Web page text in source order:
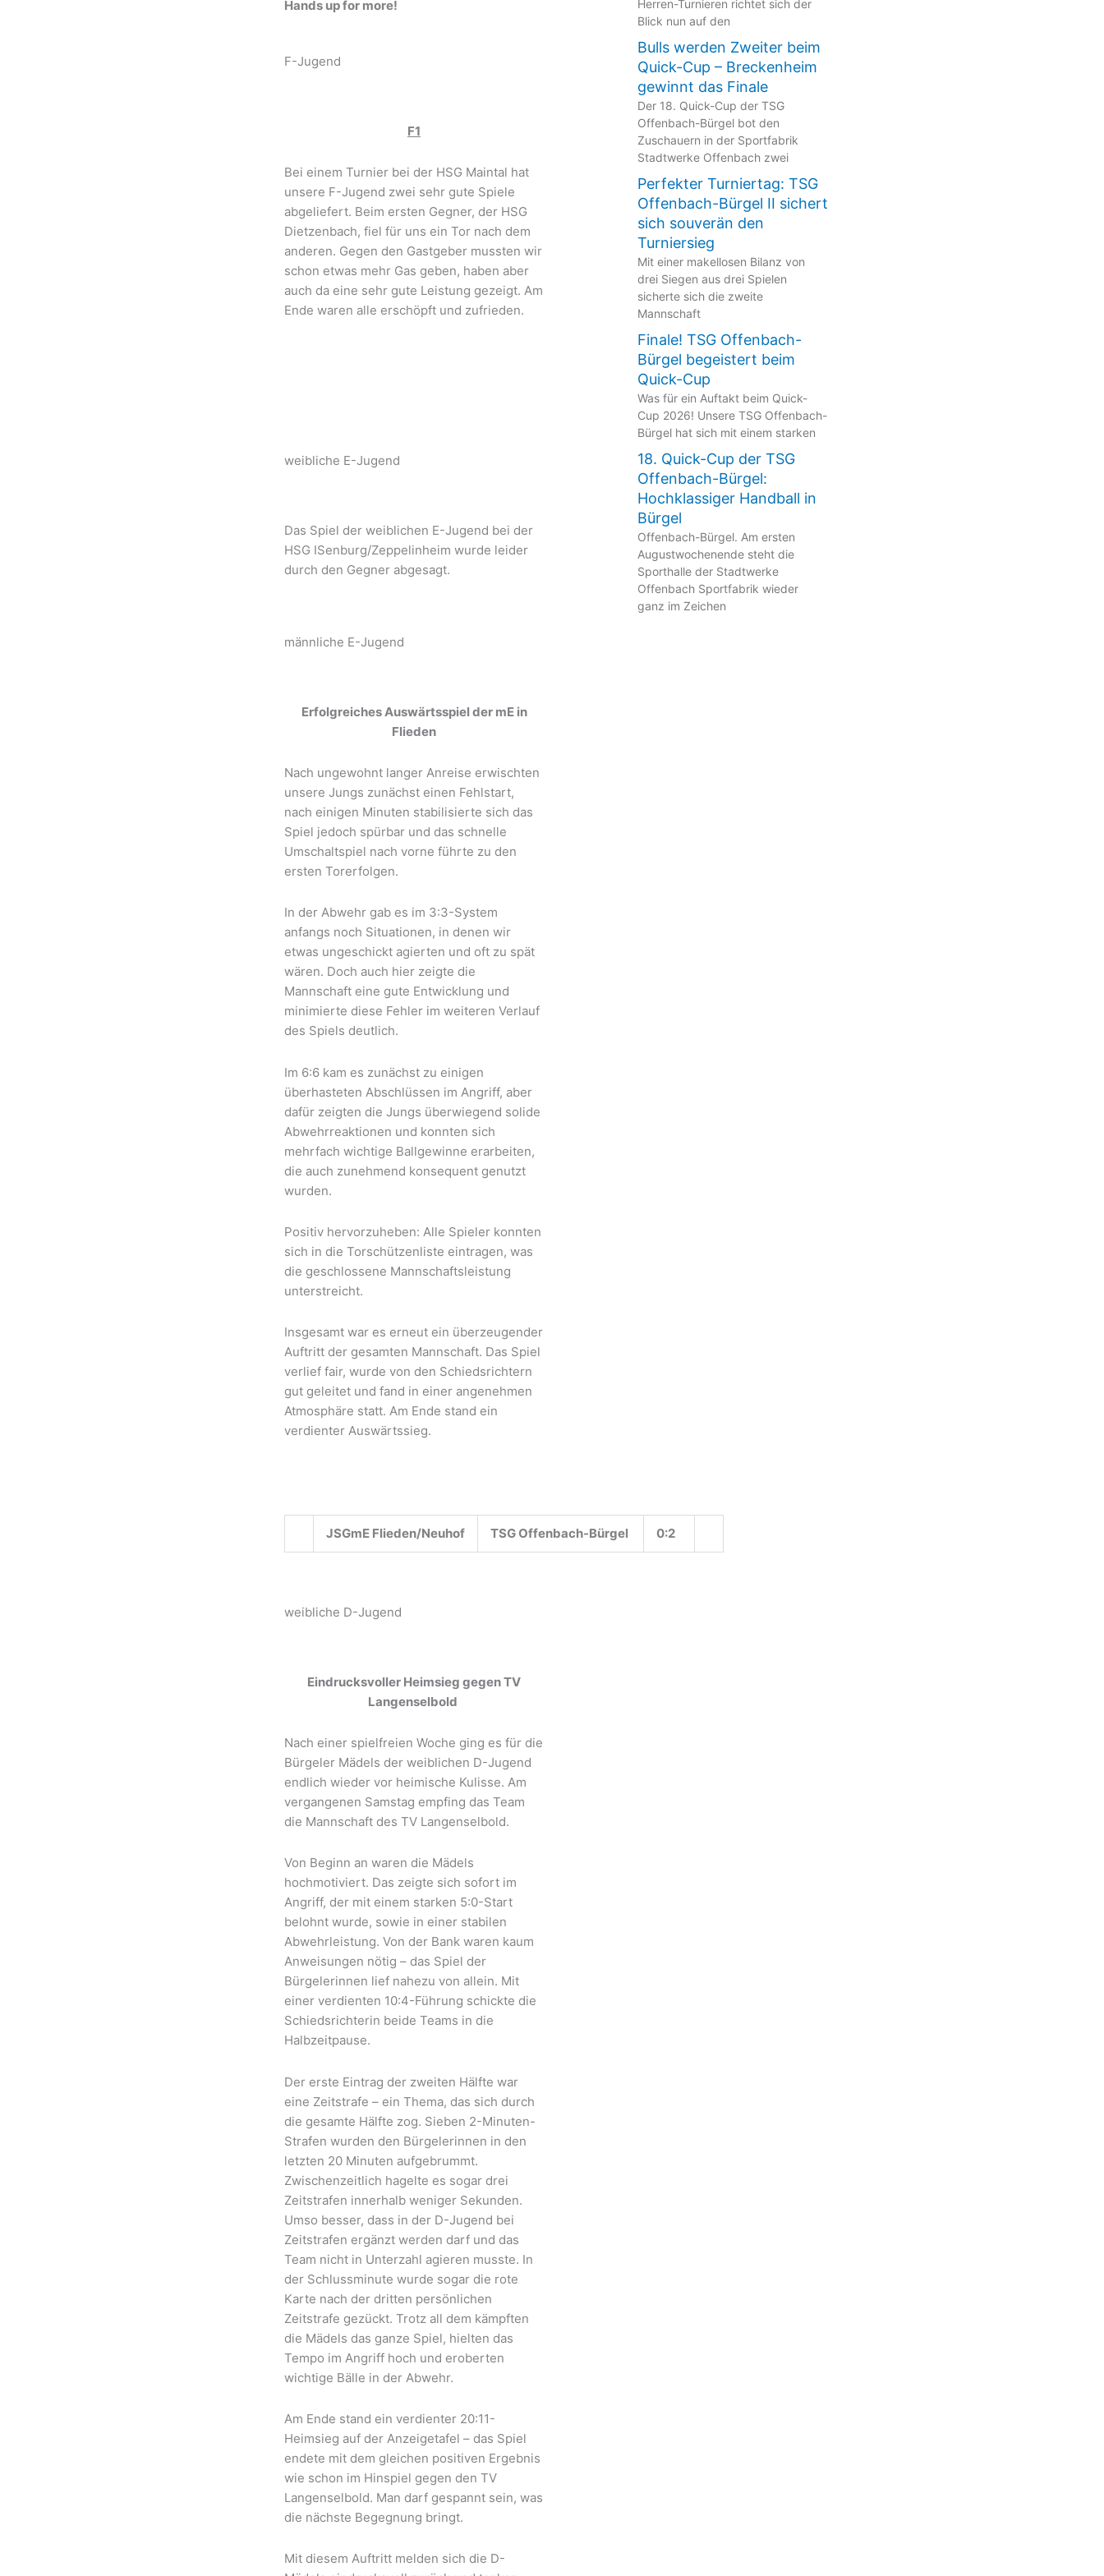
Hands up for more!
F-Jugend
F1
Bei einem Turnier bei der HSG Maintal hat
unsere F-Jugend zwei sehr gute Spiele
abgeliefert. Beim ersten Gegner, der HSG
Dietzenbach, fiel für uns ein Tor nach dem
anderen. Gegen den Gastgeber mussten wir
schon etwas mehr Gas geben, haben aber
auch da eine sehr gute Leistung gezeigt. Am
Ende waren alle erschöpft und zufrieden.
weibliche E-Jugend
Das Spiel der weiblichen E-Jugend bei der
HSG ISenburg/Zeppelinheim wurde leider
durch den Gegner abgesagt.
männliche E-Jugend
Erfolgreiches Auswärtsspiel der mE in
Flieden
Nach ungewohnt langer Anreise erwischten
unsere Jungs zunächst einen Fehlstart,
nach einigen Minuten stabilisierte sich das
Spiel jedoch spürbar und das schnelle
Umschaltspiel nach vorne führte zu den
ersten Torerfolgen.
In der Abwehr gab es im 3:3-System
anfangs noch Situationen, in denen wir
etwas ungeschickt agierten und oft zu spät
wären. Doch auch hier zeigte die
Mannschaft eine gute Entwicklung und
minimierte diese Fehler im weiteren Verlauf
des Spiels deutlich.
Im 6:6 kam es zunächst zu einigen
überhasteten Abschlüssen im Angriff, aber
dafür zeigten die Jungs überwiegend solide
Abwehrreaktionen und konnten sich
mehrfach wichtige Ballgewinne erarbeiten,
die auch zunehmend konsequent genutzt
wurden.
Positiv hervorzuheben: Alle Spieler konnten
sich in die Torschützenliste eintragen, was
die geschlossene Mannschaftsleistung
unterstreicht.
Insgesamt war es erneut ein überzeugender
Auftritt der gesamten Mannschaft. Das Spiel
verlief fair, wurde von den Schiedsrichtern
gut geleitet und fand in einer angenehmen
Atmosphäre statt. Am Ende stand ein
verdienter Auswärtssieg.
JSGmE Flieden/Neuhof TSG Offenbach-Bürgel 0:2
weibliche D-Jugend
Eindrucksvoller Heimsieg gegen TV
Langenselbold
Nach einer spielfreien Woche ging es für die
Bürgeler Mädels der weiblichen D-Jugend
endlich wieder vor heimische Kulisse. Am
vergangenen Samstag empfing das Team
die Mannschaft des TV Langenselbold.
Von Beginn an waren die Mädels
hochmotiviert. Das zeigte sich sofort im
Angriff, der mit einem starken 5:0-Start
belohnt wurde, sowie in einer stabilen
Abwehrleistung. Von der Bank waren kaum
Anweisungen nötig – das Spiel der
Bürgelerinnen lief nahezu von allein. Mit
einer verdienten 10:4-Führung schickte die
Schiedsrichterin beide Teams in die
Halbzeitpause.
Der erste Eintrag der zweiten Hälfte war
eine Zeitstrafe – ein Thema, das sich durch
die gesamte Hälfte zog. Sieben 2-Minuten-
Strafen wurden den Bürgelerinnen in den
letzten 20 Minuten aufgebrummt.
Zwischenzeitlich hagelte es sogar drei
Zeitstrafen innerhalb weniger Sekunden.
Umso besser, dass in der D-Jugend bei
Zeitstrafen ergänzt werden darf und das
Team nicht in Unterzahl agieren musste. In
der Schlussminute wurde sogar die rote
Karte nach der dritten persönlichen
Zeitstrafe gezückt. Trotz all dem kämpften
die Mädels das ganze Spiel, hielten das
Tempo im Angriff hoch und eroberten
wichtige Bälle in der Abwehr.
Am Ende stand ein verdienter 20:11-
Heimsieg auf der Anzeigetafel – das Spiel
endete mit dem gleichen positiven Ergebnis
wie schon im Hinspiel gegen den TV
Langenselbold. Man darf gespannt sein, was
die nächste Begegnung bringt.
Mit diesem Auftritt melden sich die D-
Herren-Turnieren richtet sich der
Blick nun auf den
Bulls werden Zweiter beim
Quick-Cup – Breckenheim
gewinnt das Finale
Der 18. Quick-Cup der TSG
Offenbach-Bürgel bot den
Zuschauern in der Sportfabrik
Stadtwerke Offenbach zwei
Perfekter Turniertag: TSG
Offenbach-Bürgel II sichert
sich souverän den
Turniersieg
Mit einer makellosen Bilanz von
drei Siegen aus drei Spielen
sicherte sich die zweite
Mannschaft
Finale! TSG Offenbach-
Bürgel begeistert beim
Quick-Cup
Was für ein Auftakt beim Quick-
Cup 2026! Unsere TSG Offenbach-
Bürgel hat sich mit einem starken
18. Quick-Cup der TSG
Offenbach-Bürgel:
Hochklassiger Handball in
Bürgel
Offenbach-Bürgel. Am ersten
Augustwochenende steht die
Sporthalle der Stadtwerke
Offenbach Sportfabrik wieder
ganz im Zeichen